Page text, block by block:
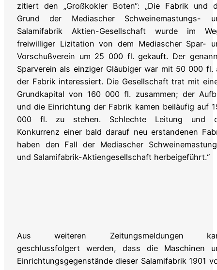
zitiert den „Großkokler Boten“: „Die Fabrik und
Grund der Mediascher Schweinemastungs-
Salamifabrik Aktien-Gesellschaft wurde im
freiwilliger Lizitation von dem Mediascher Spar-
Vorschußverein um 25 000 fl. gekauft. Der
Sparverein als einziger Gläubiger war mit 50 000 fl.
der Fabrik interessiert. Die Gesellschaft trat mit
Grundkapital von 160 000 fl. zusammen; der
und die Einrichtung der Fabrik kamen beiläufig auf
000 fl. zu stehen. Schlechte Leitung und
Konkurrenz einer bald darauf neu erstandenen
haben den Fall der Mediascher
und Salamifabrik-Aktiengesellschaft herbeigeführt.“
Aus weiteren Zeitungsmeldungen
geschlussfolgert werden, dass die Maschinen
Einrichtungsgegenstände dieser Salamifabrik 1901